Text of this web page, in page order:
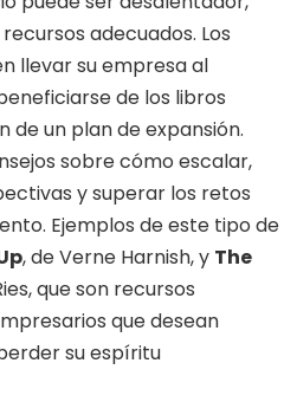
adecuados. Los
llevar su empresa al
de los libros
de un plan de expansión.
sobre cómo escalar,
y superar los retos
Ejemplos de este tipo de
, de Verne Harnish, y The
que son recursos
que desean
su espíritu